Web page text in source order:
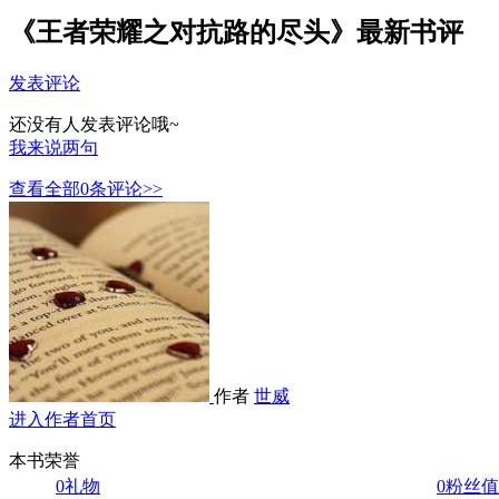
《王者荣耀之对抗路的尽头》最新书评
发表评论
还没有人发表评论哦~
我来说两句
查看全部0条评论>>
作者 世威
进入作者首页
本书荣誉
0礼物 0粉丝值